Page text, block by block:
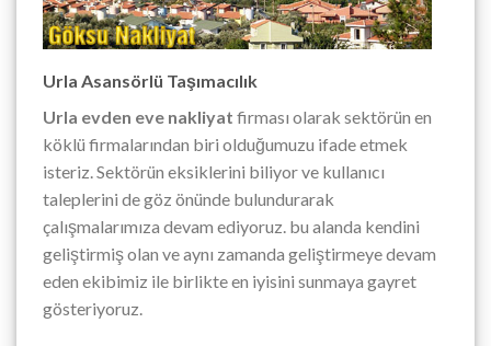
Urla Asansörlü Taşımacılık
Urla evden eve nakliyat firması olarak sektörün en
köklü firmalarından biri olduğumuzu ifade etmek
isteriz. Sektörün eksiklerini biliyor ve kullanıcı
taleplerini de göz önünde bulundurarak
çalışmalarımıza devam ediyoruz. bu alanda kendini
geliştirmiş olan ve aynı zamanda geliştirmeye devam
eden ekibimiz ile birlikte en iyisini sunmaya gayret
gösteriyoruz.